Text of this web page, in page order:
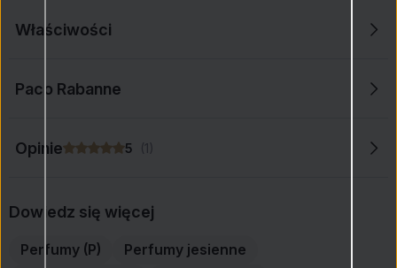
atrakcyjnością. Te
niezapomniane wrażenie.
Właściwości
Paco Rabanne
Opinie 5 (1)
Dowiedz się więcej
Perfumy (P)
Perfumy jesienne